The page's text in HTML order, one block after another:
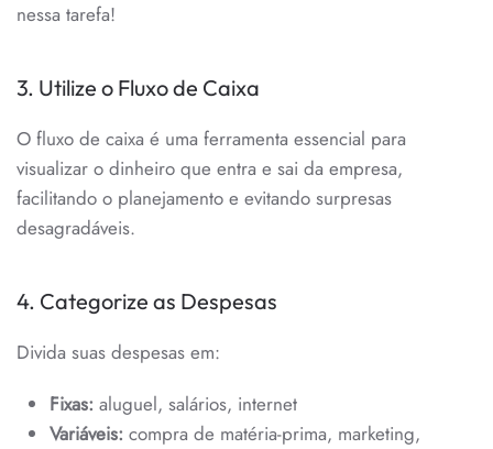
nessa tarefa!
3. Utilize o Fluxo de Caixa
O fluxo de caixa é uma ferramenta essencial para
visualizar o dinheiro que entra e sai da empresa,
facilitando o planejamento e evitando surpresas
desagradáveis.
4. Categorize as Despesas
Divida suas despesas em:
Fixas: aluguel, salários, internet
Variáveis: compra de matéria-prima, marketing,